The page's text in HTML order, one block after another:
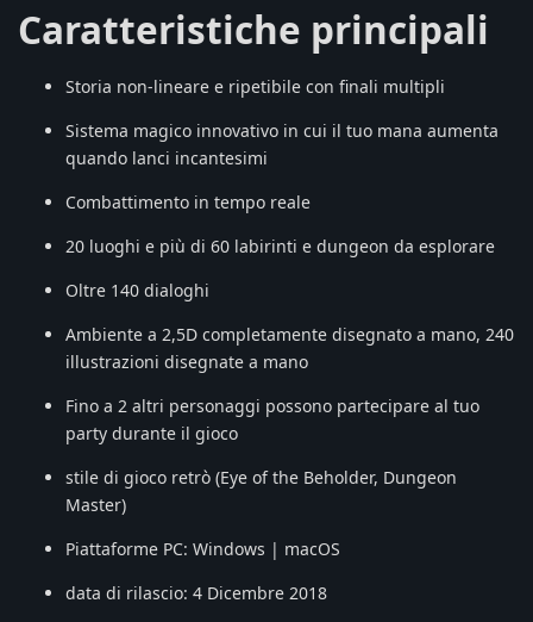
Caratteristiche principali
Storia non-lineare e ripetibile con finali multipli
Sistema magico innovativo in cui il tuo mana aumenta
quando lanci incantesimi
Combattimento in tempo reale
20 luoghi e più di 60 labirinti e dungeon da esplorare
Oltre 140 dialoghi
Ambiente a 2,5D completamente disegnato a mano, 240
illustrazioni disegnate a mano
Fino a 2 altri personaggi possono partecipare al tuo
party durante il gioco
stile di gioco retrò (Eye of the Beholder, Dungeon
Master)
Piattaforme PC: Windows | macOS
data di rilascio: 4 Dicembre 2018